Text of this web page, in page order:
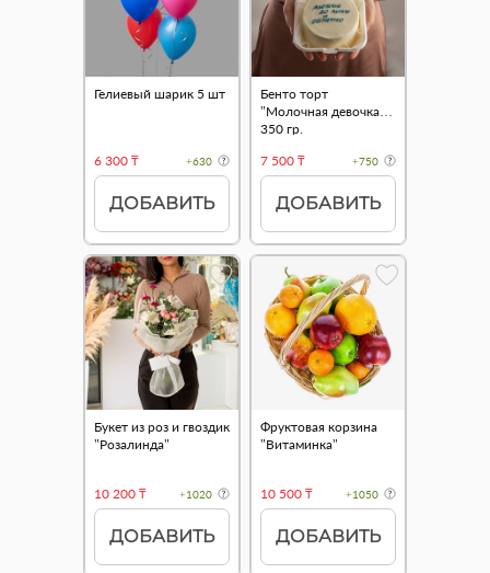
Гелиевый шарик 5 шт
6 300 ₸ +630
ДОБАВИТЬ
Бенто торт
"Молочная девочка"
350 гр.
7 500 ₸
+750
ДОБАВИТЬ
Букет из роз и гвоздик
"Розалинда"
10 200 ₸ +1020
ДОБАВИТЬ
Фруктовая корзина
"Витаминка"
10 500 ₸ +1050
ДОБАВИТЬ